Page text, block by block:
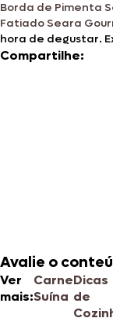
Borda de Pimenta
Fatiado Seara
hora de degustar.
Compartilhe:
Avalie o
Ver
mais:
Carne
Suína
Dicas
de